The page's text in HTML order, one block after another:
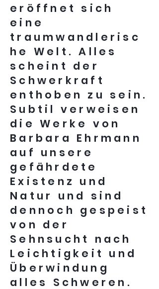
eröffnet sich
eine
traumwandlerisc
he Welt. Alles
scheint der
Schwerkraft
enthoben zu sein.
Subtil verweisen
die Werke von
Barbara Ehrmann
auf unsere
gefährdete
Existenz und
Natur und sind
dennoch gespeist
von der
Sehnsucht nach
Leichtigkeit und
Überwindung
alles Schweren.